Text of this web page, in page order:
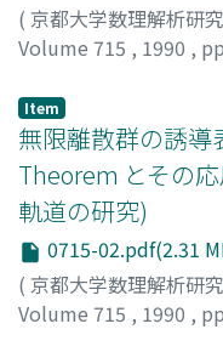
( 京都大学数理解析研
Volume 715 , 1990 ,
Item
無限離散群の誘
Theorem とその
軌道の研究)
0715-02.pdf(2.31
( 京都大学数理解析研
Volume 715 , 1990 ,